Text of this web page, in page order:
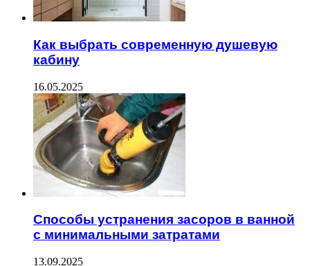
Как выбрать современную душевую
кабину
16.05.2025
Способы устранения засоров в ванной
с минимальными затратами
13.09.2025